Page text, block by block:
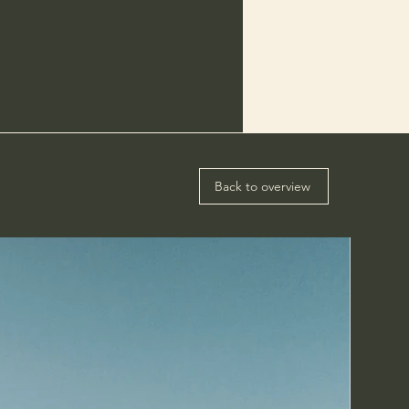
Back to overview